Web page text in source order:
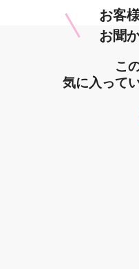
お客
お聞
こ
気に入って